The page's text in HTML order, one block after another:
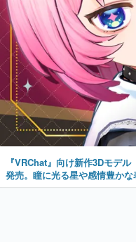
『VRChat』向け新作3Dモデ
発売。瞳に光る星や感情豊か